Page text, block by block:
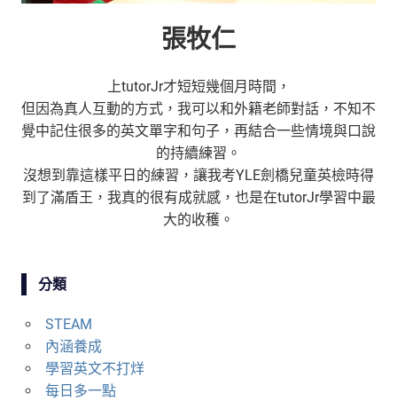
張牧仁
上tutorJr才短短幾個月時間，
但因為真人互動的方式，我可以和外籍老師對話，不知不
覺中記住很多的英文單字和句子，再結合一些情境與口說
的持續練習。
沒想到靠這樣平日的練習，讓我考YLE劍橋兒童英檢時得
到了滿盾王，我真的很有成就感，也是在tutorJr學習中最
大的收穫。
分類
STEAM
內涵養成
學習英文不打烊
每日多一點